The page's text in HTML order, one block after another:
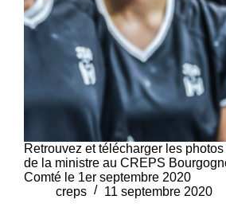
Retrouvez et télécharger les
de la ministre au CREPS
Comté le 1er septembre 2020
creps
11 septembre 2020